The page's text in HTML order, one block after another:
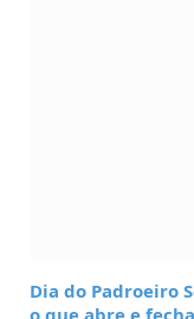
Dia do Padroeiro